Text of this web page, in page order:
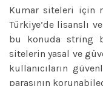
Kumar siteleri için
Türkiye’de lisanslı
bu konuda string
sitelerin yasal ve
kullanıcıların
parasının